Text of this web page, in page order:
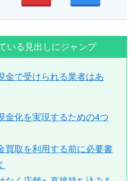
いる見出しにジャンプ
金で受けられる業者はあ
金化を実現するための4つ
買取を利用する前に必要書